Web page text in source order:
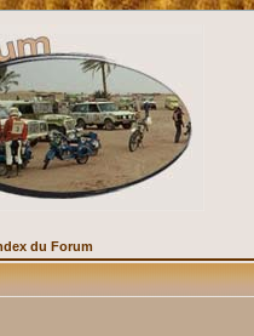
du Forum